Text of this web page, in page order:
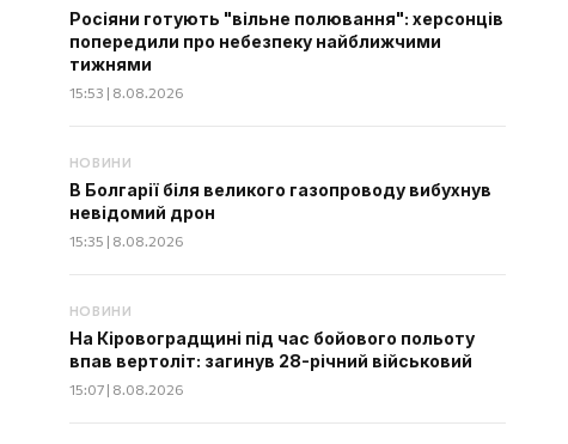
Росіяни готують "вільне полювання": херсонців
попередили про небезпеку найближчими
тижнями
15:53 | 8.08.2026
НОВИНИ
В Болгарії біля великого газопроводу вибухнув
невідомий дрон
15:35 | 8.08.2026
НОВИНИ
На Кіровоградщині під час бойового польоту
впав вертоліт: загинув 28-річний військовий
15:07 | 8.08.2026